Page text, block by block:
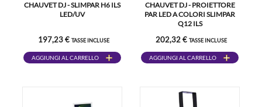
CHAUVET DJ - SLIMPAR H6 ILS
LED/UV
197,23 € TASSE INCLUSE
AGGIUNGI AL CARRELLO
CHAUVET DJ - PROIETTORE
PAR LED A COLORI SLIMPAR
Q12 ILS
202,32 € TASSE INCLUSE
AGGIUNGI AL CARRELLO